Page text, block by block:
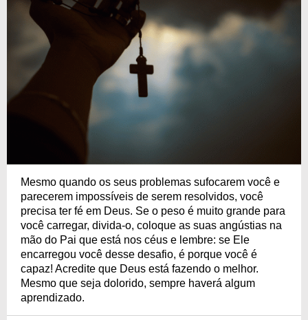
Mesmo quando os seus problemas sufocarem você e
parecerem impossíveis de serem resolvidos, você
precisa ter fé em Deus. Se o peso é muito grande para
você carregar, divida-o, coloque as suas angústias na
mão do Pai que está nos céus e lembre: se Ele
encarregou você desse desafio, é porque você é
capaz! Acredite que Deus está fazendo o melhor.
Mesmo que seja dolorido, sempre haverá algum
aprendizado.